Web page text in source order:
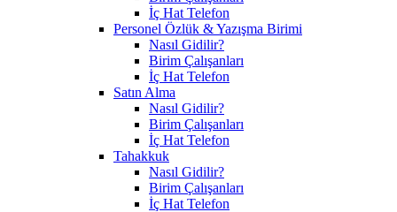
İç Hat Telefon
Personel Özlük & Yazışma Birimi
Nasıl Gidilir?
Birim Çalışanları
İç Hat Telefon
Satın Alma
Nasıl Gidilir?
Birim Çalışanları
İç Hat Telefon
Tahakkuk
Nasıl Gidilir?
Birim Çalışanları
İç Hat Telefon